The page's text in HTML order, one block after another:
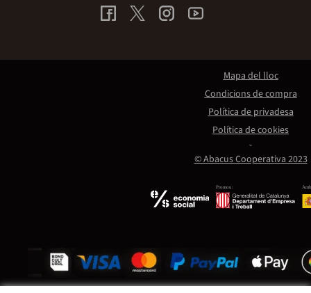
Promou:
© Abacus Cooperativa 2023
Mapa del lloc
Condicions de compra
Política de privadesa
Política de cookies